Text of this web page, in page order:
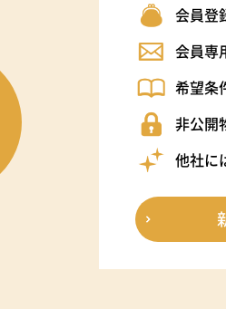
会員登
会員専
希望条
非公開
他社に